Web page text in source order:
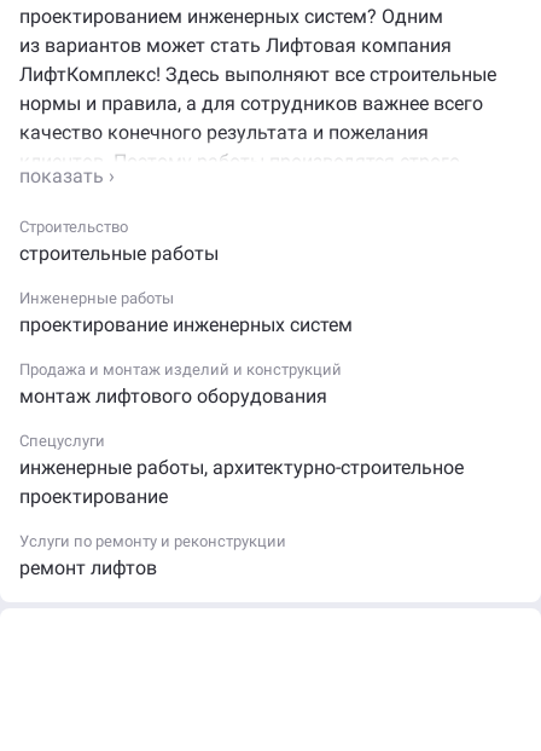
проектированием инженерных систем? Одним
из вариантов может стать Лифтовая компания
ЛифтКомплекс! Здесь выполняют все строительные
нормы и правила, а для сотрудников важнее всего
качество конечного результата и пожелания
клиентов. Поэтому работы производятся строго
по графику и с разрешения всех инстанций.
Организацию можно найти по адресу: Казахстан,
Алматы, улица Ауэзова, 163А (ближайшая станция
метро — Алатау). Узнать интересующую информацию
можно по телефону +7 (708) 964-16-87 или на сайте
Строительство
строительные работы
Инженерные работы
проектирование инженерных систем
Продажа и монтаж изделий и конструкций
монтаж лифтового оборудования
Спецуслуги
инженерные работы, архитектурно-строительное
проектирование
Услуги по ремонту и реконструкции
ремонт лифтов